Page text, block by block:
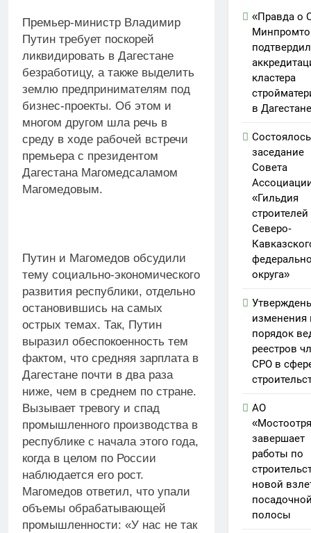
«Я-ДИЗАЙНЕР»
Премьер-министр Владимир
Путин требует поскорей
ликвидировать в Дагестане
безработицу, а также выделить
землю предпринимателям под
бизнес-проекты. Об этом и
многом другом шла речь в
среду в ходе рабочей встречи
премьера с президентом
Дагестана Магомедсаламом
Магомедовым.
Путин и Магомедов обсудили
тему социально-экономического
развития республики, отдельно
остановившись на самых
острых темах. Так, Путин
выразил обеспокоенность тем
фактом, что средняя зарплата в
Дагестане почти в два раза
ниже, чем в среднем по стране.
Вызывает тревогу и спад
промышленного производства в
республике с начала этого года,
когда в целом по России
наблюдается его рост.
Магомедов ответил, что упали
объемы обрабатывающей
промышленности: «У нас не так
«Правда о
подтвердил
кластера
в Дагестане
Состоялось
заседание
Совета
«Гильдия
строителей
Северо-
округа»
изменения
порядок
реестров
СРО в
АО
завершает
работы по
новой
полосы